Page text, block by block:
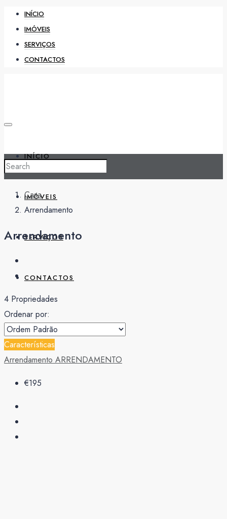
INÍCIO
IMÓVEIS
SERVIÇOS
CONTACTOS
INÍCIO
IMÓVEIS
SERVIÇOS
CONTACTOS
914576662
Casa
Arrendamento
Arrendamento
4 Propriedades
Ordenar por:
Características
Arrendamento ARRENDAMENTO
€195